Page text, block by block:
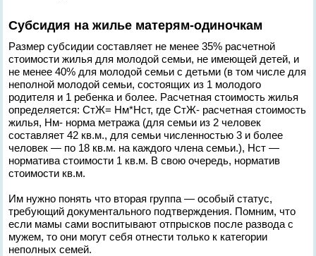
Субсидия на жилье матерям-одиночкам
Размер субсидии составляет не менее 35% расчетной
стоимости жилья для молодой семьи, не имеющей детей, и
не менее 40% для молодой семьи с детьми (в том числе для
неполной молодой семьи, состоящих из 1 молодого
родителя и 1 ребенка и более. Расчетная стоимость жилья
определяется: СтЖ= Нм*Нст, где СтЖ- расчетная стоимость
жилья, Нм- норма метража (для семьи из 2 человек
составляет 42 кв.м., для семьи численностью 3 и более
человек — по 18 кв.м. на каждого члена семьи.), Нст —
норматива стоимости 1 кв.м. В свою очередь, норматив
стоимости кв.м.
Им нужно понять что вторая группа — особый статус,
требующий документального подтверждения. Помним, что
если мамы сами воспитывают отпрысков после развода с
мужем, то они могут себя отнести только к категории
неполных семей.